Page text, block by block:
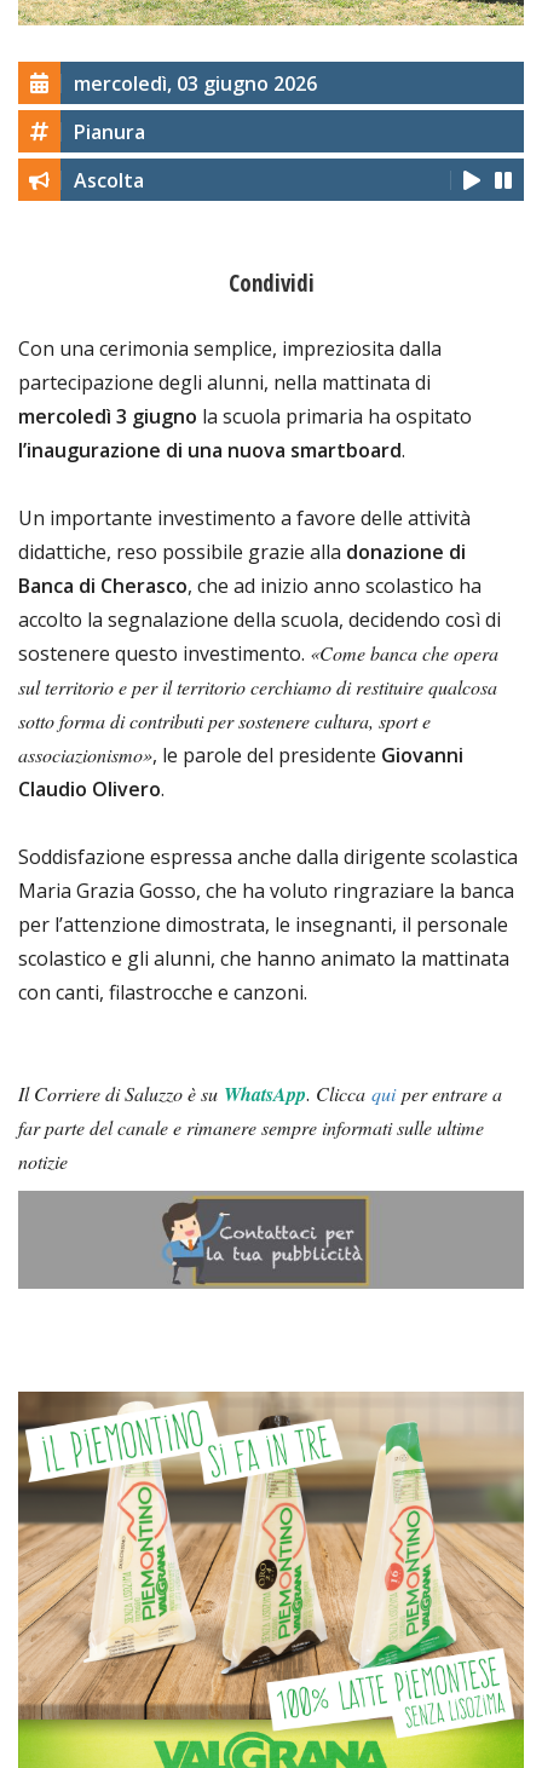
mercoledì, 03 giugno 2026
Pianura
Ascolta
Condividi
Con una cerimonia semplice, impreziosita dalla
partecipazione degli alunni, nella mattinata di
mercoledì 3 giugno la scuola primaria ha ospitato
l’inaugurazione di una nuova smartboard.
Un importante investimento a favore delle attività
didattiche, reso possibile grazie alla donazione di
Banca di Cherasco, che ad inizio anno scolastico ha
accolto la segnalazione della scuola, decidendo così di
sostenere questo investimento. «Come banca che opera
sul territorio e per il territorio cerchiamo di restituire qualcosa
sotto forma di contributi per sostenere cultura, sport e
associazionismo», le parole del presidente Giovanni
Claudio Olivero.
Soddisfazione espressa anche dalla dirigente scolastica
Maria Grazia Gosso, che ha voluto ringraziare la banca
per l’attenzione dimostrata, le insegnanti, il personale
scolastico e gli alunni, che hanno animato la mattinata
con canti, filastrocche e canzoni.
Il Corriere di Saluzzo è su WhatsApp. Clicca quiper entrare a
far parte del canale e rimanere sempre informati sulle ultime
notizie